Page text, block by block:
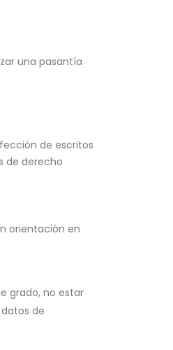
una pasantía
de escritos
de derecho
orientación en
grado, no estar
de